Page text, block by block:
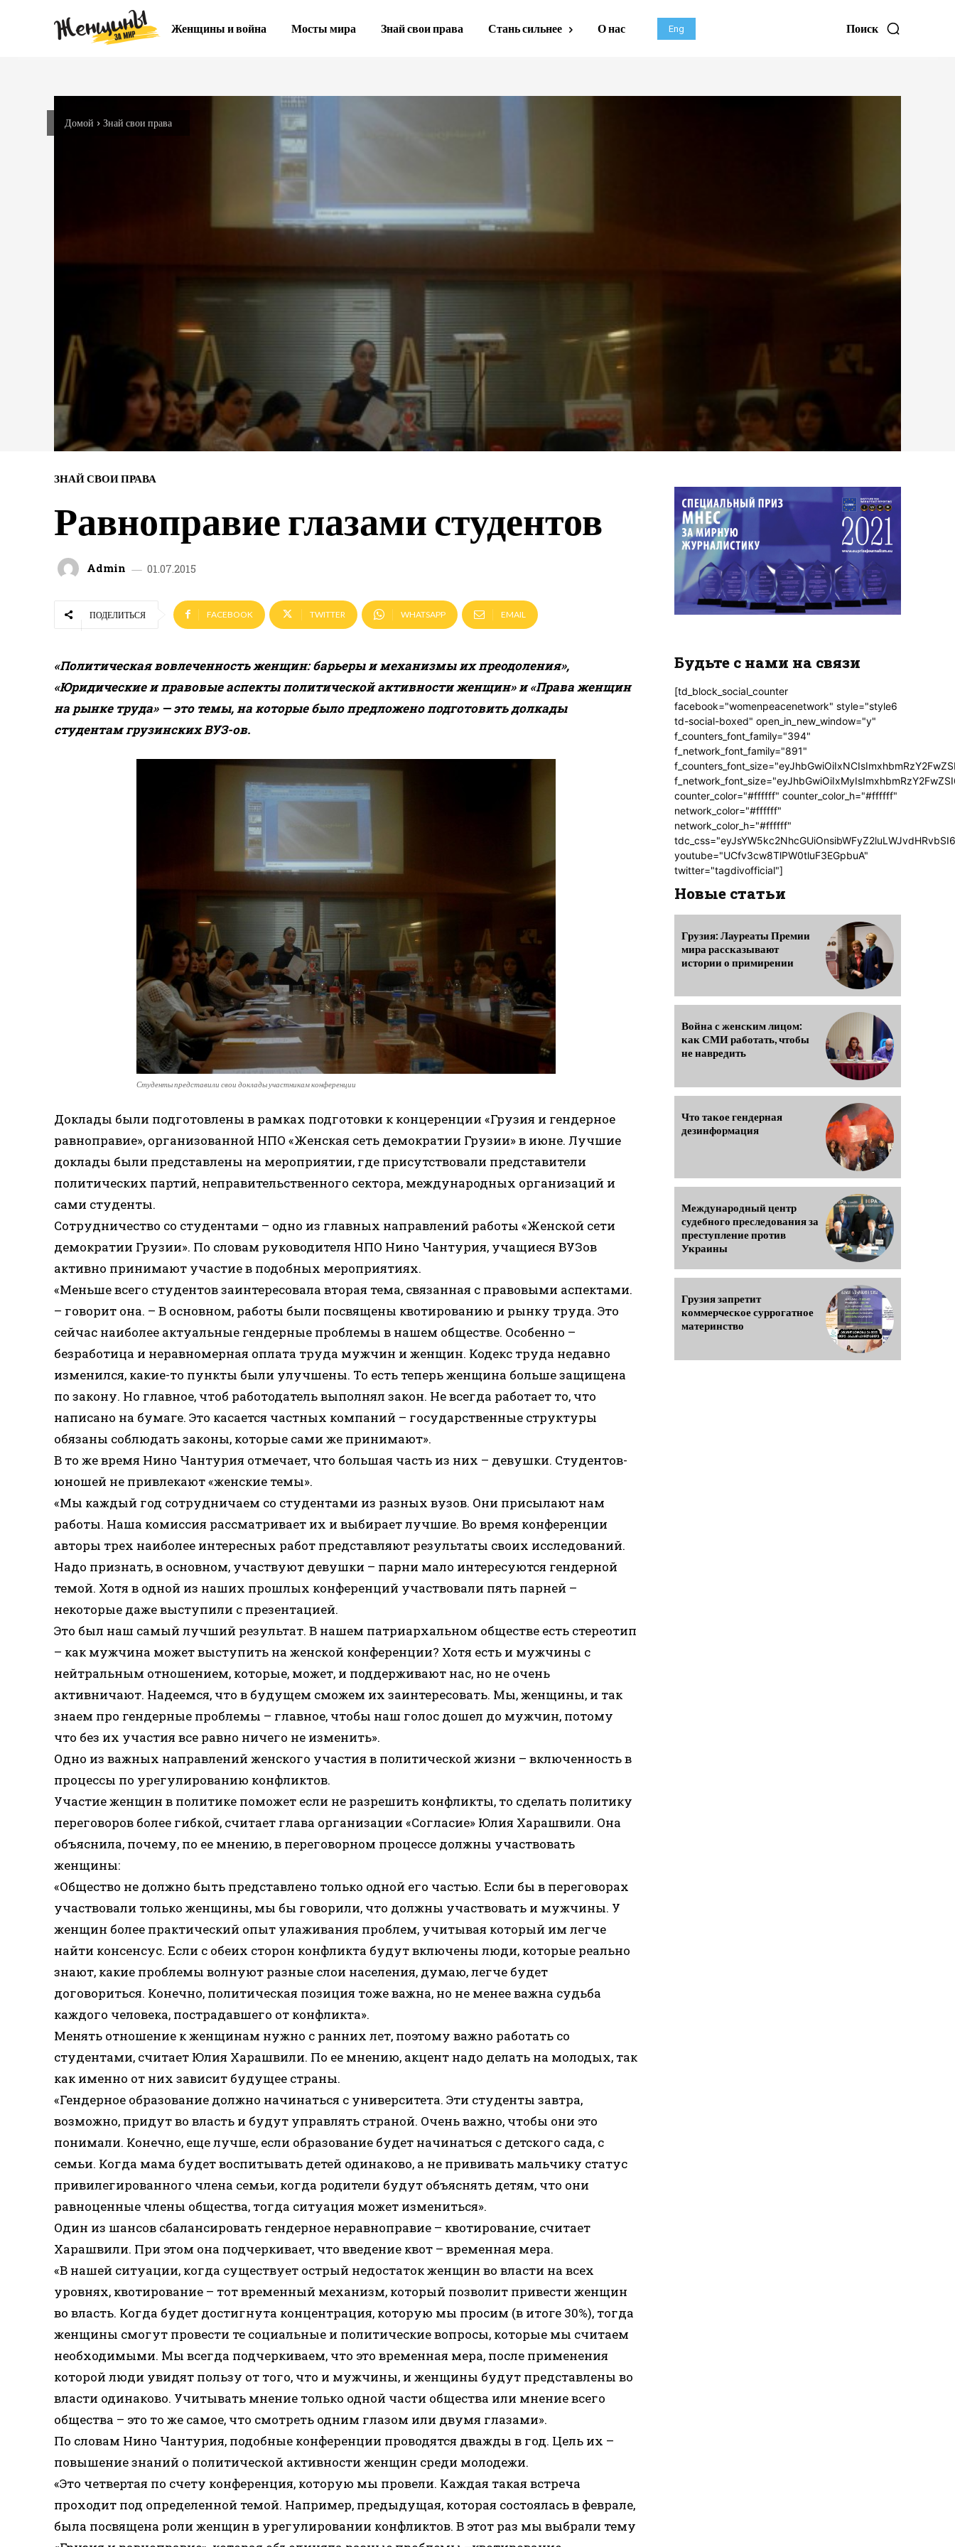
Женщины и война Мосты мира Знай свои права Стань сильнее О нас Eng Поиск
Домой Знай свои права
ЗНАЙ СВОИ ПРАВА
Равноправие глазами студентов
Admin 01.07.2015
ПОДЕЛИТЬСЯ FACEBOOK TWITTER WHATSAPP EMAIL
«Политическая вовлеченность женщин: барьеры и механизмы их преодоления»,
«Юридические и правовые аспекты политической активности женщин» и «Права женщин
на рынке труда» — это темы, на которые было предложено подготовить долкады
студентам грузинских ВУЗ-ов.
Студенты представили свои доклады участникам конференции
Доклады были подготовлены в рамках подготовки к концеренции «Грузия и гендерное
равноправие», организованной НПО «Женская сеть демократии Грузии» в июне. Лучшие
доклады были представлены на мероприятии, где присутствовали представители
политических партий, неправительственного сектора, международных организаций и
сами студенты.
Сотрудничество со студентами – одно из главных направлений работы «Женской сети
демократии Грузии». По словам руководителя НПО Нино Чантурия, учащиеся ВУЗов
активно принимают участие в подобных мероприятиях.
«Меньше всего студентов заинтересовала вторая тема, связанная с правовыми аспектами.
– говорит она. – В основном, работы были посвящены квотированию и рынку труда. Это
сейчас наиболее актуальные гендерные проблемы в нашем обществе. Особенно –
безработица и неравномерная оплата труда мужчин и женщин. Кодекс труда недавно
изменился, какие-то пункты были улучшены. То есть теперь женщина больше защищена
по закону. Но главное, чтоб работодатель выполнял закон. Не всегда работает то, что
написано на бумаге. Это касается частных компаний – государственные структуры
обязаны соблюдать законы, которые сами же принимают».
В то же время Нино Чантурия отмечает, что большая часть из них – девушки. Студентов-
юношей не привлекают «женские темы».
«Мы каждый год сотрудничаем со студентами из разных вузов. Они присылают нам
работы. Наша комиссия рассматривает их и выбирает лучшие. Во время конференции
авторы трех наиболее интересных работ представляют результаты своих исследований.
Надо признать, в основном, участвуют девушки – парни мало интересуются гендерной
темой. Хотя в одной из наших прошлых конференций участвовали пять парней –
некоторые даже выступили с презентацией.
Это был наш самый лучший результат. В нашем патриархальном обществе есть стереотип
– как мужчина может выступить на женской конференции? Хотя есть и мужчины с
нейтральным отношением, которые, может, и поддерживают нас, но не очень
активничают. Надеемся, что в будущем сможем их заинтересовать. Мы, женщины, и так
знаем про гендерные проблемы – главное, чтобы наш голос дошел до мужчин, потому
что без их участия все равно ничего не изменить».
Одно из важных направлений женского участия в политической жизни – включенность в
процессы по урегулированию конфликтов.
Участие женщин в политике поможет если не разрешить конфликты, то сделать политику
переговоров более гибкой, считает глава организации «Согласие» Юлия Харашвили. Она
объяснила, почему, по ее мнению, в переговорном процессе должны участвовать
женщины:
«Общество не должно быть представлено только одной его частью. Если бы в переговорах
участвовали только женщины, мы бы говорили, что должны участвовать и мужчины. У
женщин более практический опыт улаживания проблем, учитывая который им легче
найти консенсус. Если с обеих сторон конфликта будут включены люди, которые реально
знают, какие проблемы волнуют разные слои населения, думаю, легче будет
договориться. Конечно, политическая позиция тоже важна, но не менее важна судьба
каждого человека, пострадавшего от конфликта».
Менять отношение к женщинам нужно с ранних лет, поэтому важно работать со
студентами, считает Юлия Харашвили. По ее мнению, акцент надо делать на молодых, так
как именно от них зависит будущее страны.
«Гендерное образование должно начинаться с университета. Эти студенты завтра,
возможно, придут во власть и будут управлять страной. Очень важно, чтобы они это
понимали. Конечно, еще лучше, если образование будет начинаться с детского сада, с
семьи. Когда мама будет воспитывать детей одинаково, а не прививать мальчику статус
привилегированного члена семьи, когда родители будут объяснять детям, что они
равноценные члены общества, тогда ситуация может измениться».
Один из шансов сбалансировать гендерное неравноправие – квотирование, считает
Харашвили. При этом она подчеркивает, что введение квот – временная мера.
«В нашей ситуации, когда существует острый недостаток женщин во власти на всех
уровнях, квотирование – тот временный механизм, который позволит привести женщин
во власть. Когда будет достигнута концентрация, которую мы просим (в итоге 30%), тогда
женщины смогут провести те социальные и политические вопросы, которые мы считаем
необходимыми. Мы всегда подчеркиваем, что это временная мера, после применения
которой люди увидят пользу от того, что и мужчины, и женщины будут представлены во
власти одинаково. Учитывать мнение только одной части общества или мнение всего
общества – это то же самое, что смотреть одним глазом или двумя глазами».
По словам Нино Чантурия, подобные конференции проводятся дважды в год. Цель их –
повышение знаний о политической активности женщин среди молодежи.
«Это четвертая по счету конференция, которую мы провели. Каждая такая встреча
проходит под определенной темой. Например, предыдущая, которая состоялась в феврале,
была посвящена роли женщин в урегулировании конфликтов. В этот раз мы выбрали тему
Будьте с нами на связи
[td_block_social_counter
facebook="womenpeacenetwork" style="style6
td-social-boxed" open_in_new_window="y"
f_counters_font_family="394"
f_network_font_family="891"
counter_color="#ffffff" counter_color_h="#ffffff"
network_color="#ffffff"
network_color_h="#ffffff"
youtube="UCfv3cw8TlPW0tluF3EGpbuA"
twitter="tagdivofficial"]
Новые статьи
Грузия: Лауреаты Премии
мира рассказывают
истории о примирении
Война с женским лицом:
как СМИ работать, чтобы
не навредить
Что такое гендерная
дезинформация
Международный центр
судебного преследования за
преступление против
Украины
Грузия запретит
коммерческое суррогатное
материнство